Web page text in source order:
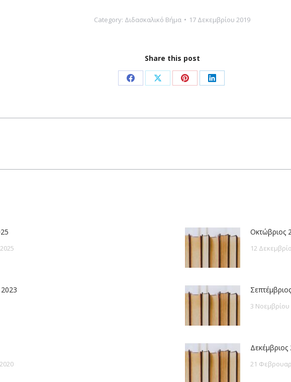
Category: Διδασκαλικό Βήμα 17 Δεκεμβρίου 2019
Share this post
Share
Facebook
Share
X
Share
Pinterest
Share
LinkedIn
Οκτώβριος
12
3 Νοεμβρίου
Δεκέμβριος
21